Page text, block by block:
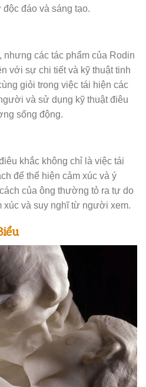
đáo và sáng tạo.
các tác phẩm của Rodin
với sự chi tiết và kỹ thuật tinh
giỏi trong việc tái hiện các
và sử dụng kỹ thuật điêu
sống động.
khắc không chỉ là việc tái
để thể hiện cảm xúc và ý
của ông thường tỏ ra tự do
và suy nghĩ từ người xem.